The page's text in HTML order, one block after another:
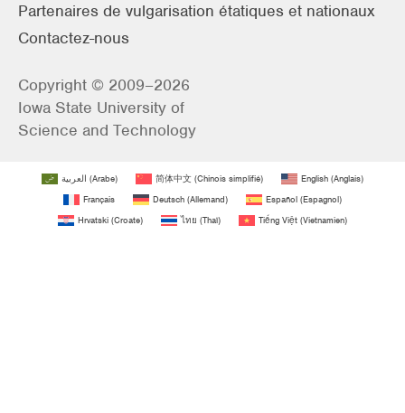
Partenaires de vulgarisation étatiques et nationaux
Contactez-nous
Copyright © 2009–2026
Iowa State University of
Science and Technology
العربية (Arabe) 简体中文 (Chinois simplifié) English (Anglais)
Français
Deutsch (Allemand) Español (Espagnol)
Hrvatski (Croate) ไทย (Thaï) Tiếng Việt (Vietnamien)